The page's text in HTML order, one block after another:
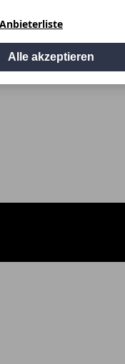
Anbieterliste
Alle akzeptieren